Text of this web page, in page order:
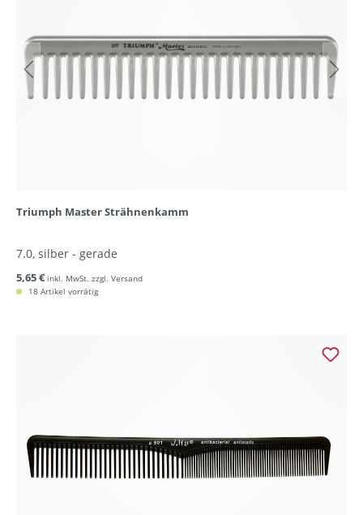
Triumph Master Strähnenkamm
7.0, silber - gerade
5,65 € inkl. MwSt. zzgl. Versand
18 Artikel vorrätig